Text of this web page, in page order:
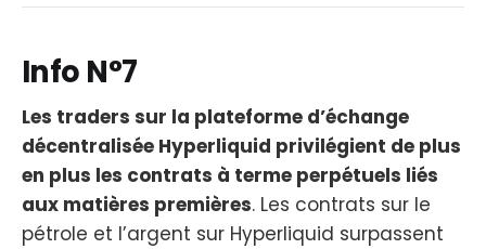
Info N°7
Les traders sur la plateforme d’échange
décentralisée Hyperliquid privilégient de plus
en plus les contrats à terme perpétuels liés
aux matières premières. Les contrats sur le
pétrole et l’argent sur Hyperliquid surpassent